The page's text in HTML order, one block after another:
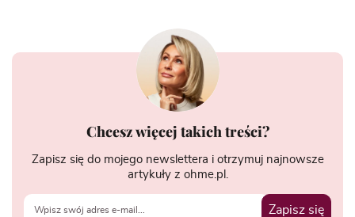
Chcesz więcej takich treści?
Zapisz się do mojego newslettera i otrzymuj najnowsze
artykuły z ohme.pl.
Zapisz się